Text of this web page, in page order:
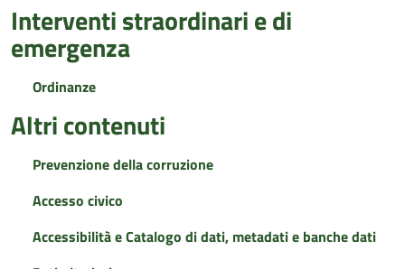
Interventi straordinari e di
emergenza
Ordinanze
Altri contenuti
Prevenzione della corruzione
Accesso civico
Accessibilità e Catalogo di dati, metadati e banche dati